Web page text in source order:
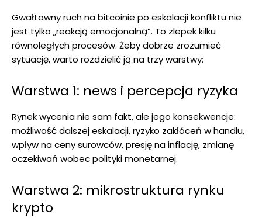
Gwałtowny ruch na bitcoinie po eskalacji konfliktu nie
jest tylko „reakcją emocjonalną”. To zlepek kilku
równoległych procesów. Żeby dobrze zrozumieć
sytuację, warto rozdzielić ją na trzy warstwy:
Warstwa 1: news i percepcja ryzyka
Rynek wycenia nie sam fakt, ale jego konsekwencje:
możliwość dalszej eskalacji, ryzyko zakłóceń w handlu,
wpływ na ceny surowców, presję na inflację, zmianę
oczekiwań wobec polityki monetarnej.
Warstwa 2: mikrostruktura rynku
krypto